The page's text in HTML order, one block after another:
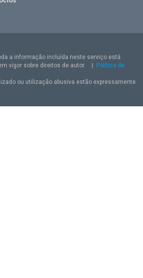
a informação incluída neste serviço está
vigor sobre direitos de autor.
Política de
ou utilização abusiva estão expressamente